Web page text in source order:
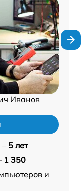
Иванов
– 5 лет
1 350
и